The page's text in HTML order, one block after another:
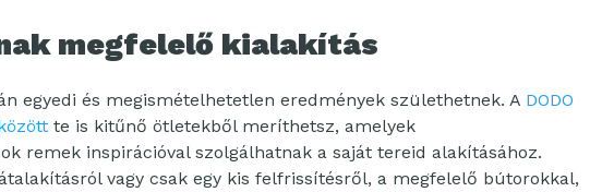
megfelelő kialakítás
egyedi és megismételhetetlen eredmények születhetnek. A DODO
te is kitűnő ötletekből meríthetsz, amelyek
remek inspirációval szolgálhatnak a saját tereid alakításához.
vagy csak egy kis felfrissítésről, a megfelelő bútorokkal,